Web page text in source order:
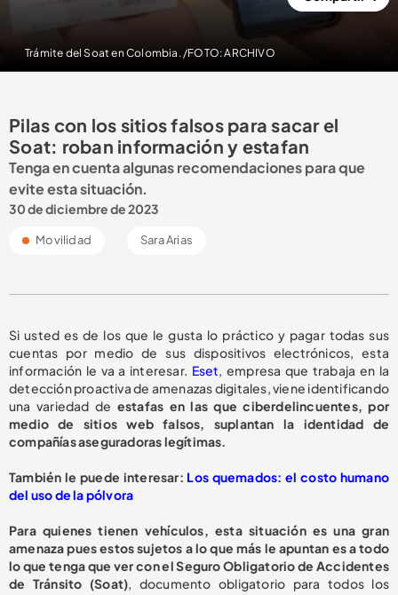
Trámite del Soat en Colombia. /FOTO: ARCHIVO
Pilas con los sitios falsos para sacar el
Soat: roban información y estafan
Tenga en cuenta algunas recomendaciones para que
evite esta situación.
30 de diciembre de 2023
Movilidad Sara Arias
Si usted es de los que le gusta lo práctico y pagar todas sus
cuentas por medio de sus dispositivos electrónicos, esta
información le va a interesar. Eset, empresa que trabaja en la
detección proactiva de amenazas digitales, viene identificando
una variedad de estafas en las que ciberdelincuentes, por
medio de sitios web falsos, suplantan la identidad de
compañías aseguradoras legítimas.
También le puede interesar: Los quemados: el costo humano
del uso de la pólvora
Para quienes tienen vehículos, esta situación es una gran
amenaza pues estos sujetos a lo que más le apuntan es a todo
lo que tenga que ver con el Seguro Obligatorio de Accidentes
de Tránsito (Soat), documento obligatorio para todos los